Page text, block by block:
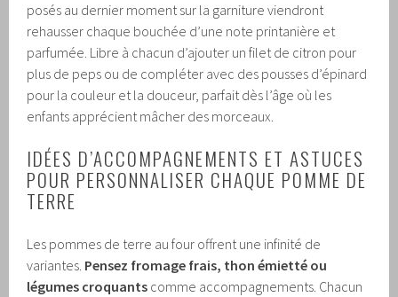
posés au dernier moment sur la garniture viendront
rehausser chaque bouchée d’une note printanière et
parfumée. Libre à chacun d’ajouter un filet de citron pour
plus de peps ou de compléter avec des pousses d’épinard
pour la couleur et la douceur, parfait dès l’âge où les
enfants apprécient mâcher des morceaux.
IDÉES D’ACCOMPAGNEMENTS ET ASTUCES
POUR PERSONNALISER CHAQUE POMME DE
TERRE
Les pommes de terre au four offrent une infinité de
variantes. Pensez fromage frais, thon émietté ou
légumes croquants comme accompagnements. Chacun